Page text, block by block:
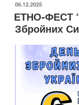
06.12.2025
ЕТНО-ФЕСТ
Збройних